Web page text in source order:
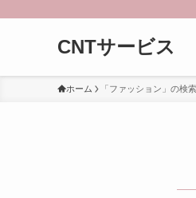
CNTサービス
ホーム 「ファッション」の検